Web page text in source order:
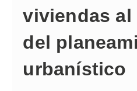
viviendas al
del
urbanístico